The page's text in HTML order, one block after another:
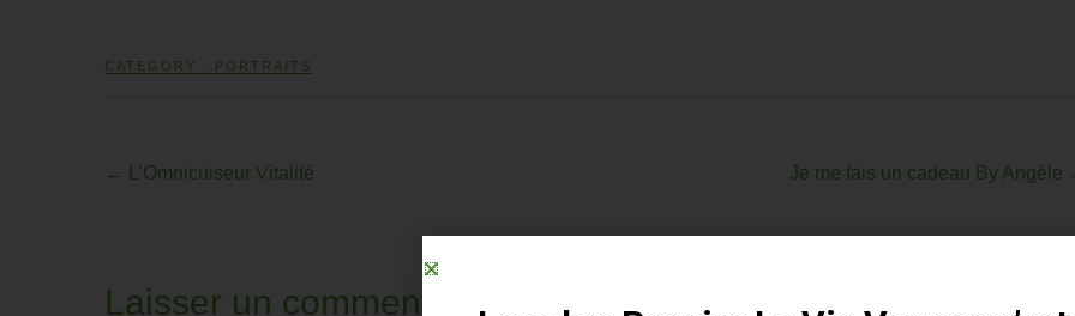
CATEGORY : PORTRAITS
← L’Omnicuiseur Vitalité Je me fais un cadeau By Angèle
Laisser un commentaire